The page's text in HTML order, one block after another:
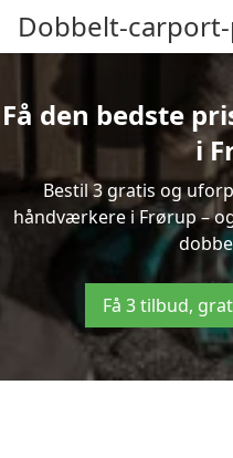
Dobbelt-
Få den bedste
i
Bestil 3 gratis og
håndværkere i Frørup –
Få 3 tilbud,